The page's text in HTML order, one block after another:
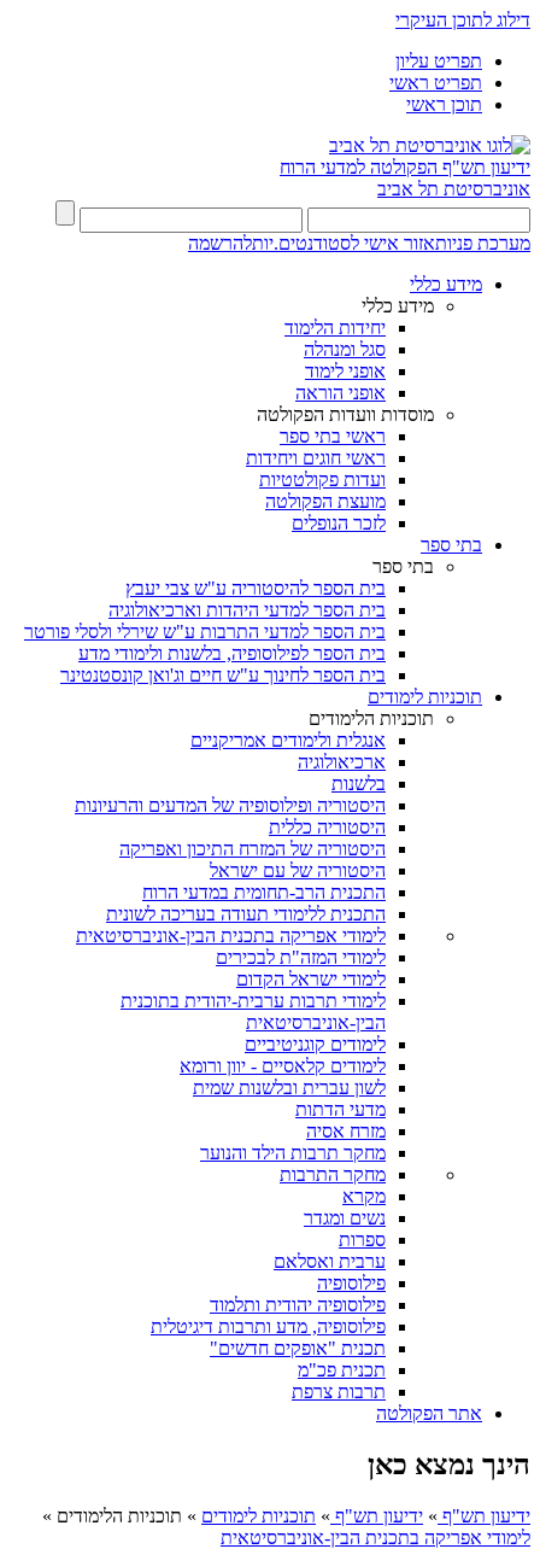
דילוג לתוכן העיקרי
תפריט עליון
תפריט ראשי
תוכן ראשי
ידיעון תש"ף הפקולטה למדעי הרוח
אוניברסיטת תל אביב
מערכת פניותאזור אישי לסטודנטים.יותלהרשמה
מידע כללי
מידע כללי
יחידות הלימוד
סגל ומנהלה
אופני לימוד
אופני הוראה
מוסדות וועדות הפקולטה
ראשי בתי ספר
ראשי חוגים ויחידות
ועדות פקולטטיות
מועצת הפקולטה
לזכר הנופלים
בתי ספר
בתי ספר
בית הספר להיסטוריה ע"ש צבי יעבץ
בית הספר למדעי היהדות וארכיאולוגיה
בית הספר למדעי התרבות ע"ש שירלי ולסלי פורטר
בית הספר לפילוסופיה, בלשנות ולימודי מדע
בית הספר לחינוך ע"ש חיים וג'ואן קונסטנטינר
תוכניות לימודים
תוכניות הלימודים
אנגלית ולימודים אמריקניים
ארכיאולוגיה
בלשנות
היסטוריה ופילוסופיה של המדעים והרעיונות
היסטוריה כללית
היסטוריה של המזרח התיכון ואפריקה
היסטוריה של עם ישראל
התכנית הרב-תחומית במדעי הרוח
התכנית ללימודי תעודה בעריכה לשונית
לימודי אפריקה בתכנית הבין-אוניברסיטאית
לימודי המזה"ת לבכירים
לימודי ישראל הקדום
לימודי תרבות ערבית-יהודית בתוכנית
הבין-אוניברסיטאית
לימודים קוגניטיביים
לימודים קלאסיים - יוון ורומא
לשון עברית ובלשנות שמית
מדעי הדתות
מזרח אסיה
מחקר תרבות הילד והנוער
מחקר התרבות
מקרא
נשים ומגדר
ספרות
ערבית ואסלאם
פילוסופיה
פילוסופיה יהודית ותלמוד
פילוסופיה, מדע ותרבות דיגיטלית
תכנית "אופקים חדשים"
תכנית פכ"מ
תרבות צרפת
אתר הפקולטה
הינך נמצא כאן
ידיעון תש"ף » ידיעון תש"ף » תוכניות לימודים » תוכניות הלימודים »
לימודי אפריקה בתכנית הבין-אוניברסיטאית